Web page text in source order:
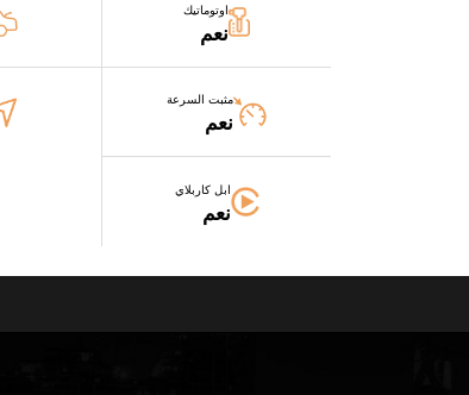
اوتوماتيك
نعم
مثبت السرعة
نعم
ابل كاربلاي
نعم